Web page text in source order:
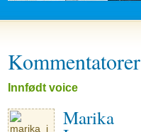
Kommentatorer
Innfødt voice
Marika